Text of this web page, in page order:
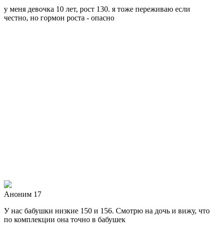
у меня девочка 10 лет, рост 130. я тоже переживаю если
честно, но гормон роста - опасно
Аноним 17
У нас бабушки низкие 150 и 156. Смотрю на дочь и вижу, что
по комплекции она точно в бабушек